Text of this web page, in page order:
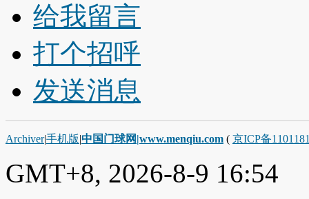
给我留言
打个招呼
发送消息
Archiver|手机版|中国门球网|www.menqiu.com ( 京ICP备
GMT+8, 2026-8-9 16:54